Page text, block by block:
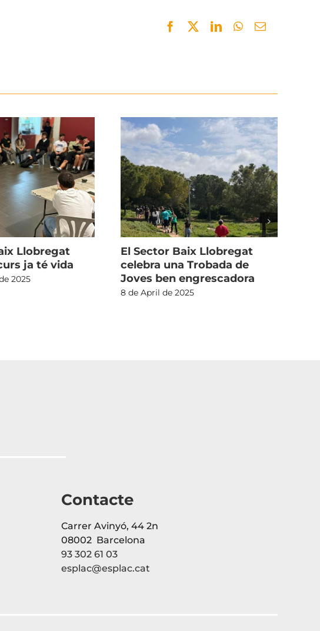
Facebook
TwitterLinkedInWhatsApp
Email
Llobregat
ja té vida
2025
El Sector Baix Llobregat
celebra una Trobada de
Joves ben engrescadora
8 de April de 2025
Contacte
Carrer Avinyó, 44 2n
08002 Barcelona
93 302 61 03
esplac@esplac.cat